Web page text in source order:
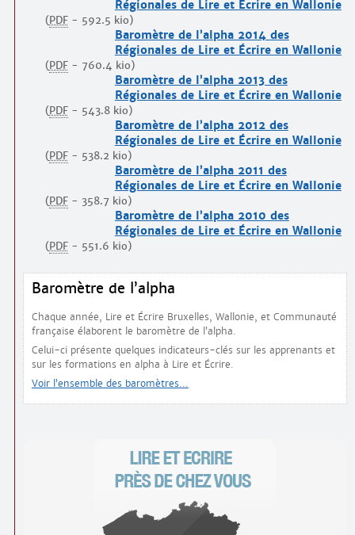
Régionales de Lire et Écrire en Wallonie
( PDF- 592.5 kio)
Baromètre de l’alpha 2014 des
Régionales de Lire et Écrire en Wallonie
( PDF- 760.4 kio)
Baromètre de l’alpha 2013 des
Régionales de Lire et Écrire en Wallonie
( PDF- 543.8 kio)
Baromètre de l’alpha 2012 des
Régionales de Lire et Écrire en Wallonie
( PDF- 538.2 kio)
Baromètre de l’alpha 2011 des
Régionales de Lire et Écrire en Wallonie
( PDF- 358.7 kio)
Baromètre de l’alpha 2010 des
Régionales de Lire et Écrire en Wallonie
( PDF- 551.6 kio)
Baromètre de l’alpha
Chaque année, Lire et Écrire Bruxelles, Wallonie, et Communauté
française élaborent le baromètre de l’alpha.
Celui-ci présente quelques indicateurs-clés sur les apprenants et
sur les formations en alpha à Lire et Écrire.
Voir l’ensemble des baromètres…